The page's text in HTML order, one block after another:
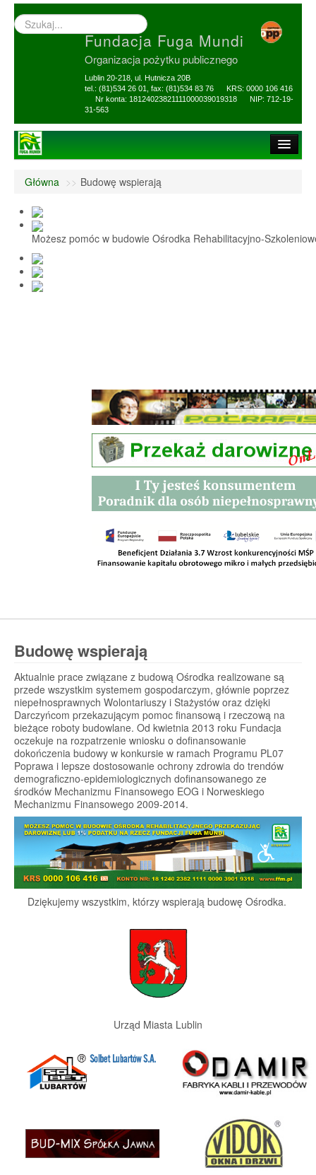
Wyszukiwarka
–
Fundacja Fuga Mundi
Organizacja pożytku publicznego
Lublin 20-218, ul. Hutnicza 20B
tel.: (81)534 26 01, fax: (81)534 83 76 KRS: 0000 106 416
Nr konta: 18124023821111000039019318 NIP: 712-19-
31-563
1,5% i darowizny
Nasi Beneficjenci
Ośrodek Reh-Szkol
Sprawozdania
Główna >> Budowę wspierają
Możesz pomóc w budowie Ośrodka Rehabilitacyjno-
Budowę wspierają
Aktualnie prace związane z budową Ośrodka realizowane są
przede wszystkim systemem gospodarczym, głównie poprzez
niepełnosprawnych Wolontariuszy i Stażystów oraz dzięki
Darczyńcom przekazującym pomoc finansową i rzeczową na
bieżące roboty budowlane. Od kwietnia 2013 roku Fundacja
oczekuje na rozpatrzenie wniosku o dofinansowanie
dokończenia budowy w konkursie w ramach Programu PL07
Poprawa i lepsze dostosowanie ochrony zdrowia do trendów
demograficzno-epidemiologicznych dofinansowanego ze
środków Mechanizmu Finansowego EOG i Norweskiego
Mechanizmu Finansowego 2009-2014.
Dziękujemy wszystkim, którzy wspierają budowę Ośrodka.
Urząd Miasta Lublin